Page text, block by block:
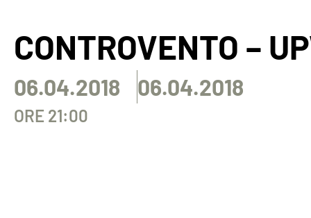
CONTROVENTO –
06.04.2018 06.04.2018
ORE 21:00